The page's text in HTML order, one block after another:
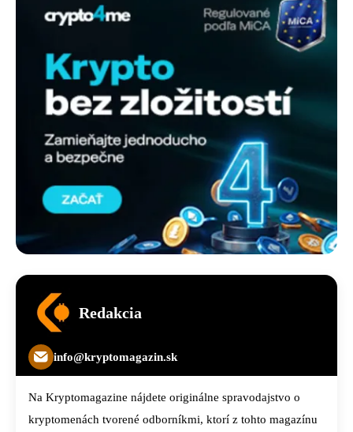
Redakcia
info@kryptomagazin.sk
Na Kryptomagazine nájdete originálne spravodajstvo o
kryptomenách tvorené odborníkmi, ktorí z tohto magazínu